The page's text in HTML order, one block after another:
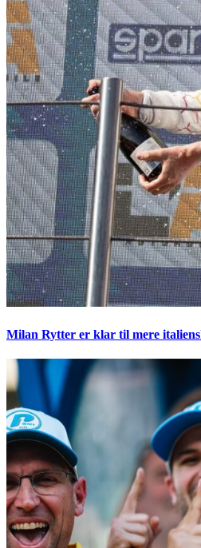
Milan Rytter er klar til mere